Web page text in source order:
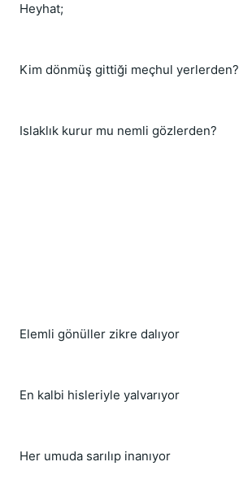
Heyhat;
Kim dönmüş gittiği meçhul yerlerden?
Islaklık kurur mu nemli gözlerden?
Elemli gönüller zikre dalıyor
En kalbi hisleriyle yalvarıyor
Her umuda sarılıp inanıyor